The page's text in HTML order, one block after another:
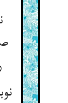
رنگ کی گردد جلی